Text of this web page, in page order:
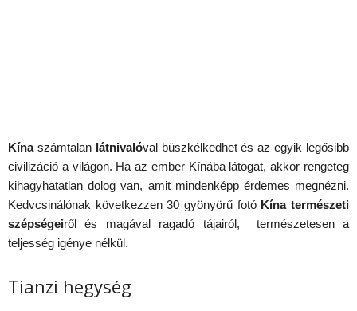
Kínaszámtalan látnivalóval büszkélkedhet és az egyik legősibb
civilizáció a világon. Ha az ember Kínába látogat, akkor rengeteg
kihagyhatatlan dolog van, amit mindenképp érdemes megnézni.
Kedvcsinálónak következzen 30 gyönyörű fotó Kína természeti
szépségeiről és magával ragadó tájairól, természetesen a
teljesség igénye nélkül.
Tianzi hegység